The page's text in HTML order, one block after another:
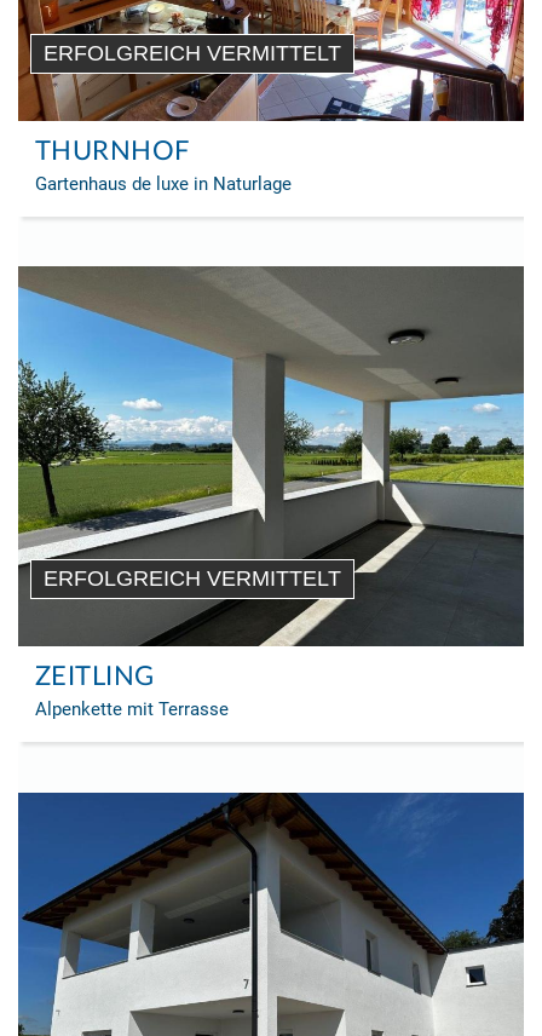
ERFOLGREICH VERMITTELT
THURNHOF
Gartenhaus de luxe in Naturlage
ERFOLGREICH VERMITTELT
ZEITLING
Alpenkette mit Terrasse